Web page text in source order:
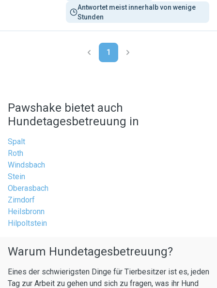
Antwortet meist innerhalb von wenige
Stunden
1
Pawshake bietet auch
Hundetagesbetreuung in
Spalt
Roth
Windsbach
Stein
Oberasbach
Zirndorf
Heilsbronn
Hilpoltstein
Warum Hundetagesbetreuung?
Eines der schwierigsten Dinge für Tierbesitzer ist es, jeden
Tag zur Arbeit zu gehen und sich zu fragen, was ihr Hund